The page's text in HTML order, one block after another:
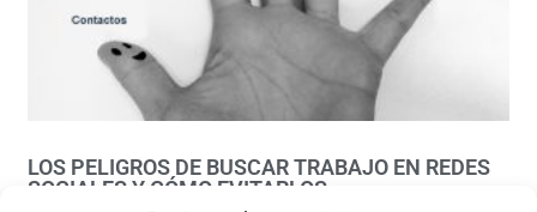
LOS PELIGROS DE BUSCAR TRABAJO EN REDES
SOCIALES Y CÓMO EVITARLOS